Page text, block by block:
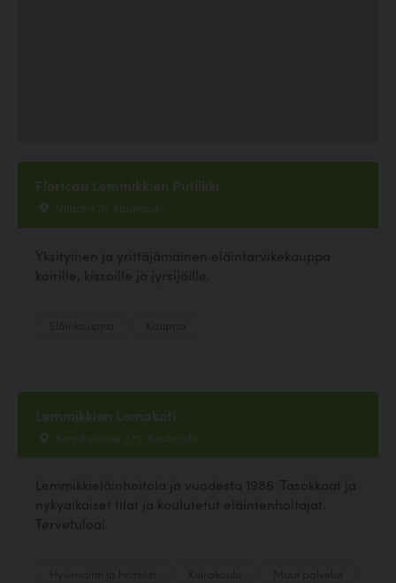
Florican Lemmikkien Putiikki
Ullantie 10, Kauhajoki
Yksityinen ja yrittäjämäinen eläintarvikekauppa
koirille, kissoille ja jyrsijöille.
Lemmikkien Lomakoti
Korpikyläntie 272, Kauhajoki
Lemmikkieläinhoitola jo vuodesta 1986. Tasokkaat ja
nykyaikaiset tilat ja koulutetut eläintenhoitajat.
Tervetuloa!